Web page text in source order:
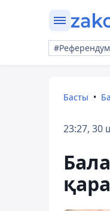
Басты
23:27, 30